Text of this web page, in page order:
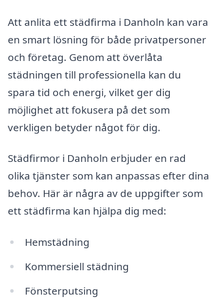
Att anlita ett städfirma i Danholn kan vara
en smart lösning för både privatpersoner
och företag. Genom att överlåta
städningen till professionella kan du
spara tid och energi, vilket ger dig
möjlighet att fokusera på det som
verkligen betyder något för dig.
Städfirmor i Danholn erbjuder en rad
olika tjänster som kan anpassas efter dina
behov. Här är några av de uppgifter som
ett städfirma kan hjälpa dig med:
Hemstädning
Kommersiell städning
Fönsterputsing